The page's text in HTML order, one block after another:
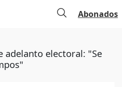
Abonados
adelanto electoral: "Se